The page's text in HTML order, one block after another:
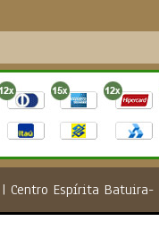
| Centro Espírita